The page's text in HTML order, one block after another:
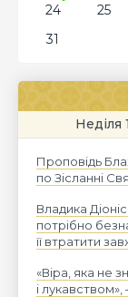
24
25
31
Неділя
Проповідь
по Зісланні
Владика
потрібно
її втратити
«Віра, яка не
і